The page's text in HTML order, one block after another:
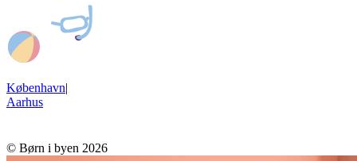
København|
Aarhus
© Børn i byen 2026